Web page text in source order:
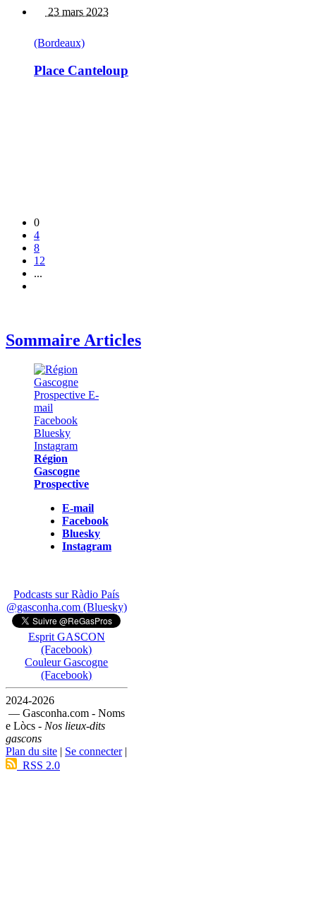
23 mars 2023
(Bordeaux)
Place Canteloup
0
4
8
12
...
Sommaire Articles
Région
Gascogne
Prospective
E-mail
Facebook
Bluesky
Instagram
Podcasts sur Ràdio País
@gasconha.com (Bluesky)
Esprit GASCON
(Facebook)
Couleur Gascogne
(Facebook)
2024-2026
— Gasconha.com - Noms
e Lòcs - Nos lieux-dits
gascons
Plan du site
Se connecter|
RSS 2.0